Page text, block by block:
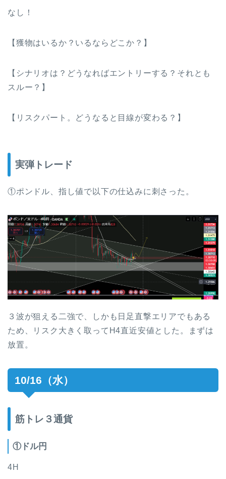
なし！
【獲物はいるか？いるならどこか？】
【シナリオは？どうなればエントリーする？それとも
スルー？】
【リスクパート。どうなると目線が変わる？】
実弾トレード
①ポンドル、指し値で以下の仕込みに刺さった。
３波が狙える二強で、しかも日足直撃エリアでもある
ため、リスク大きく取ってH4直近安値とした。まずは
放置。
10/16（水）
筋トレ３通貨
①ドル円
4H